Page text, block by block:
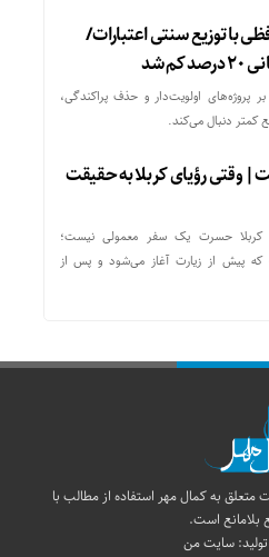
با توزیع سنتی اعتبارات/
شد
بر پروژه‌های اولویت‌دار و حذف پراکندگی،
کمتر دنبال می‌کند.
وقتی رؤیای کربلا به حقیقت
کربلا حسرت یک سفر معمولی نیست؛
که پیش از زیارت آغاز می‌شود و پس از
به کمال مهر استفاده از مطالب با
بلامانع است.
سایت من